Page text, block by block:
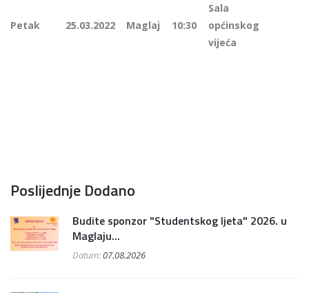
Petak 25.03.2022 Maglaj 10:30
Sala
općinskog
vijeća
Poslijednje Dodano
Budite sponzor "Studentskog ljeta" 2026. u
Maglaju...
Datum:07.08.2026